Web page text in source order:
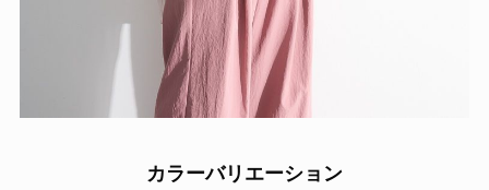
カラーバリエーション